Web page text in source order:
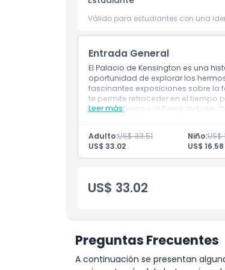
Exclusiones
Horario de Apertura
Cosas a Saber
Válido para estudiantes con una
Entrada General
El Palacio de Kensington es una
oportunidad de explorar los
fascinantes exposiciones sobre la
te permite retroceder en el tiempo
Princesa Diana y la Reina Victoria.
Leer más
Adulto:US$ 33.51
US$ 33.02
Niño:US$
US$ 16.58
US$ 33.02
Preguntas Frecuentes
A continuación se presentan